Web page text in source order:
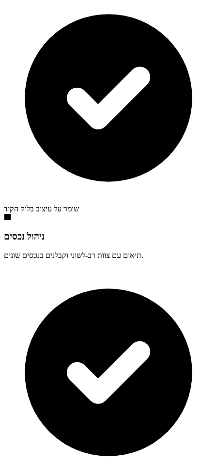
שומר על עיצוב בלוק הקוד
🏢
ניהול נכסים
תיאום עם צוות רב-לשוני וקבלנים בנכסים שונים.